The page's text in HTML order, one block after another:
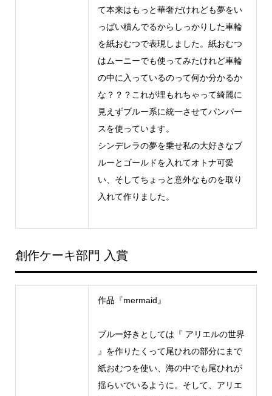
て本来はもっと華奢だけれども夢をい
っぱい積んでるからしっかりした車輪
を紙おむつで表現しました。紙おむつ
はムーニーでも使ってみたけれど車輪
の中に入っているのって何か分かるか
な？？？これが埋もれちゃって綺麗に
見えずブルー系に統一させてパンパー
スを使っています。
シンデレラの夢を乗せ私の大好きなブ
ルーとゴールドを入れてオトナ可愛
い、そしてちょっと意外なものを取り
入れて作りました。
創作ケーキ部門 入賞
作品『mermaid』
ブルー好きとしては『 アリエルの世界
』を作りたくって尾ひれの部分にまで
紙おむつを使い、海の中でも尾ひれが
揺らいでいるように。そして、アリエ